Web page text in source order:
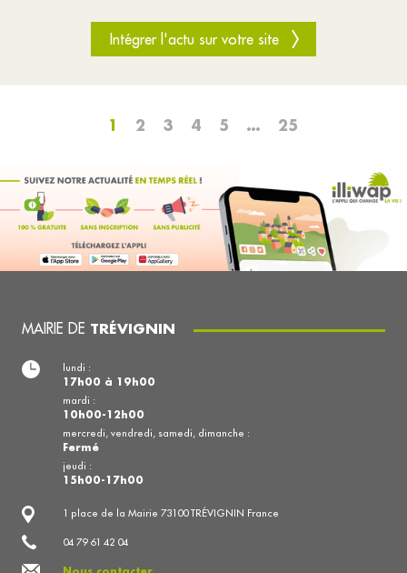
Intégrer l'actu sur votre site
1 2 3 4 5 … 25
MAIRIE DE TRÉVIGNIN
1 place de la Mairie 73100 TRÉVIGNIN France
04 79 61 42 04
lundi :
17h00 à 19h00
mardi :
10h00-12h00
mercredi, vendredi, samedi, dimanche :
Fermé
jeudi :
15h00-17h00